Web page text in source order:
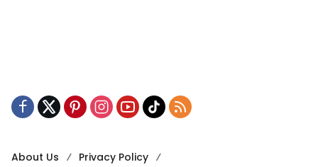
About Us
Privacy Policy